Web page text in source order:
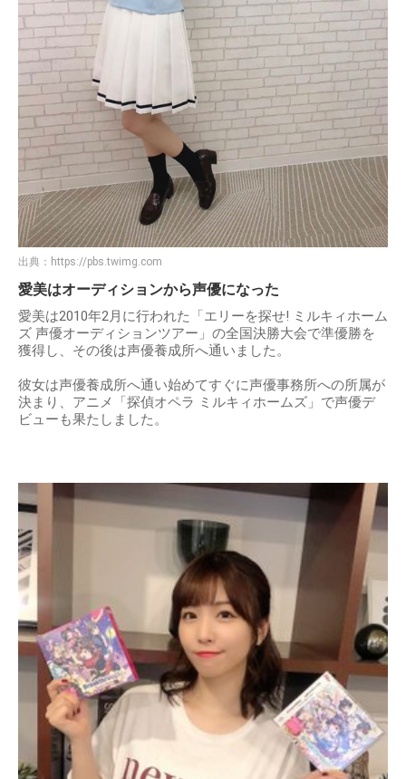
出典： https://pbs.twimg.com
愛美はオーディションから声優になった
愛美は2010年2月に行われた「エリーを探せ! ミルキィホーム
ズ 声優オーディションツアー」の全国決勝大会で準優勝を
獲得し、その後は声優養成所へ通いました。
彼女は声優養成所へ通い始めてすぐに声優事務所への所属が
決まり、アニメ「探偵オペラ ミルキィホームズ」で声優デ
ビューも果たしました。